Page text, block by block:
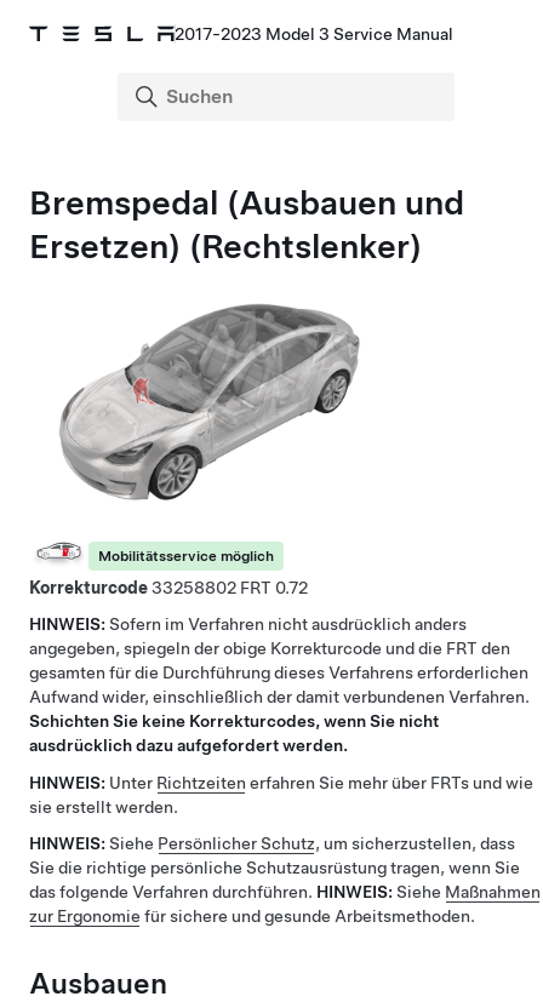
2017-2023 Model 3 Service Manual
Bremspedal (Ausbauen und
Ersetzen) (Rechtslenker)
Mobilitätsservice möglich
Korrekturcode33258802
0.72
HINWEIS: Sofern im Verfahren nicht ausdrücklich anders
angegeben, spiegeln der obige Korrekturcode und die FRT den
gesamten für die Durchführung dieses Verfahrens erforderlichen
Aufwand wider, einschließlich der damit verbundenen Verfahren.
Schichten Sie keine Korrekturcodes, wenn Sie nicht
ausdrücklich dazu aufgefordert werden.
HINWEIS: Unter Richtzeiten erfahren Sie mehr über FRTs und wie
sie erstellt werden.
HINWEIS: Siehe Persönlicher Schutz, um sicherzustellen, dass
Sie die richtige persönliche Schutzausrüstung tragen, wenn Sie
das folgende Verfahren durchführen. HINWEIS: Siehe Maßnahmen
zur Ergonomie für sichere und gesunde Arbeitsmethoden.
Ausbauen